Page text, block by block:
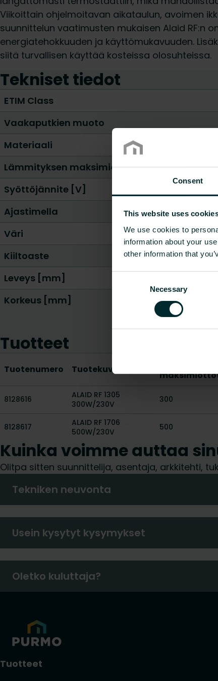
Consent
This website uses
We use cookies to
information about your
other information that
Necessary
Viikoittain ohjelmoitavan aikataulun, avoimen
suunnittelun vaatimusten mukaisen Alaid RF:n
energiatehokkuuden ja käyttömukavuuden.
siitä turvallisen käyttää kosteissa olosuhteissa.
Tekniset tiedot
ETIM Class
Vaakaputkien muoto
Materiaali
Lämmityksen maksimiottoteho [W]
Syöttöjännite [V]
Ajastimella
Väri
Kiiltoaste
Leveys [mm]
Korkeus [mm]
Tuotteet
Tuotenumero Tuotekuvaus
8128616
ALAID RF 1305
300W/230V
300
8128617
ALAID RF 1706
500W/230V
500
Kuinka voimme auttaa
Olitpa sitten suunnittelija, asentaja, arkkitehti,
Tekniken neuvonta
Usein kysytyt kysymykset
Oletko kuluttaja?
Tuotteet